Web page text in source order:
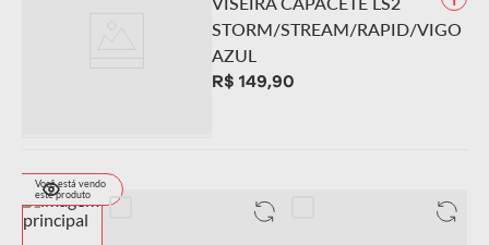
STORM/STREAM/RAPID/VIGO
AZUL
R$ 149,90